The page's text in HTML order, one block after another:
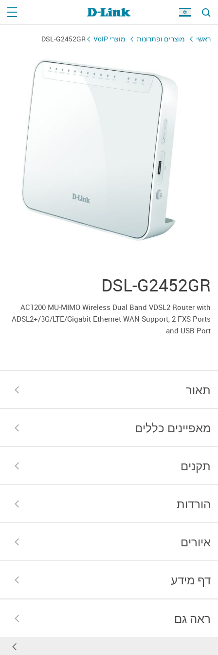
ראשי מוצרים ופתרונות מוצרי VoIP DSL-G2452GR
DSL-G2452GR
AC1200 MU-MIMO Wireless Dual Band VDSL2 Router with
ADSL2+/3G/LTE/Gigabit Ethernet WAN Support, 2 FXS Ports
and USB Port
תאור
מאפיינים כללים
תקנים
הורדות
איורים
דף מידע
ראה גם